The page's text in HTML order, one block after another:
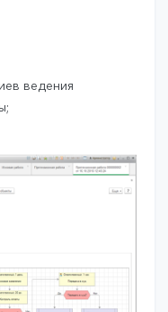
ведения